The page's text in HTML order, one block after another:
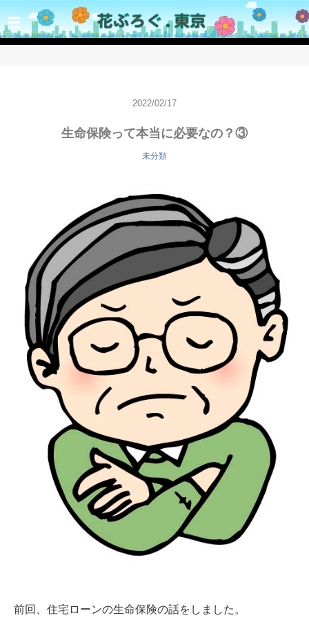
☰
2022/02/17
生命保険って本当に必要なの？③
未分類
前回、住宅ローンの生命保険の話をしました。